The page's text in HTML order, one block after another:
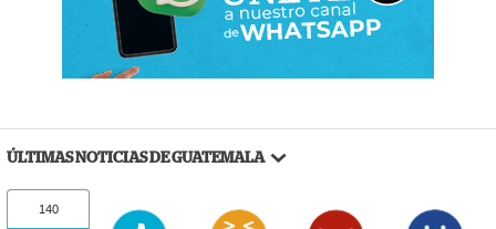
ÚLTIMAS NOTICIAS DE GUATEMALA
140